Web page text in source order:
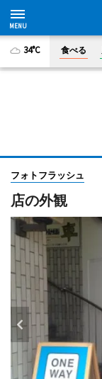
34°C 食べる
フォトフラッシュ
店の外観